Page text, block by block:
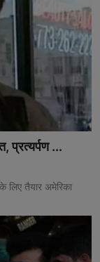
प्रत्यर्पण ...
लिए तैयार अमेरिका